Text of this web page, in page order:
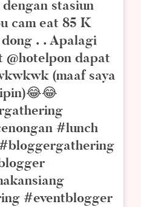
stasiun
cam eat 85 K
. . Apalagi
@hotelpon dapat
(maaf saya
#lunch
#eventblogger